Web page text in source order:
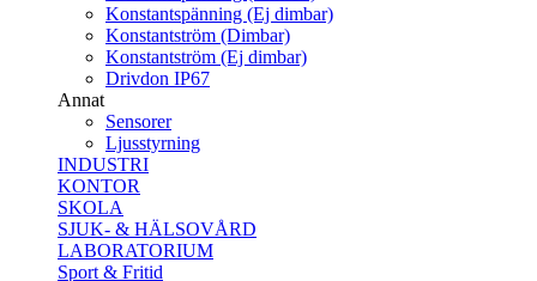
Konstantspänning (Ej dimbar)
Konstantström (Dimbar)
Konstantström (Ej dimbar)
Drivdon IP67
Annat
Sensorer
Ljusstyrning
INDUSTRI
KONTOR
SKOLA
SJUK- & HÄLSOVÅRD
LABORATORIUM
Sport & Fritid